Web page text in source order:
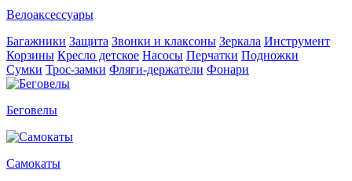
Велоаксессуары
Багажники Защита Звонки и клаксоны Зеркала Инструмент
Корзины Кресло детское Насосы Перчатки Подножки
Сумки Трос-замки Фляги-держатели Фонари
Беговелы
Самокаты